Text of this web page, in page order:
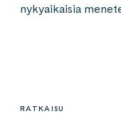
nykyaikaisia
RATKAISU